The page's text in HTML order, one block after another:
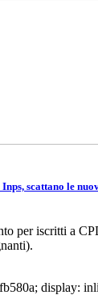
scattano le
per iscritti a
display: